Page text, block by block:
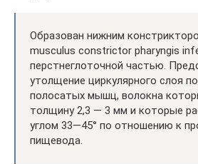
Образован нижним
musculus constrictor pharyngis
перстнеглоточной частью.
утолщение циркулярного слоя
полосатых мышц, волокна
толщину 2,3 — 3 мм и которые
углом 33—45° по отношению к
пищевода.